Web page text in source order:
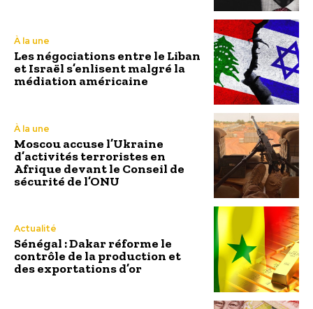
À la une
Les négociations entre le Liban
et Israël s’enlisent malgré la
médiation américaine
À la une
Moscou accuse l’Ukraine
d’activités terroristes en
Afrique devant le Conseil de
sécurité de l’ONU
Actualité
Sénégal : Dakar réforme le
contrôle de la production et
des exportations d’or